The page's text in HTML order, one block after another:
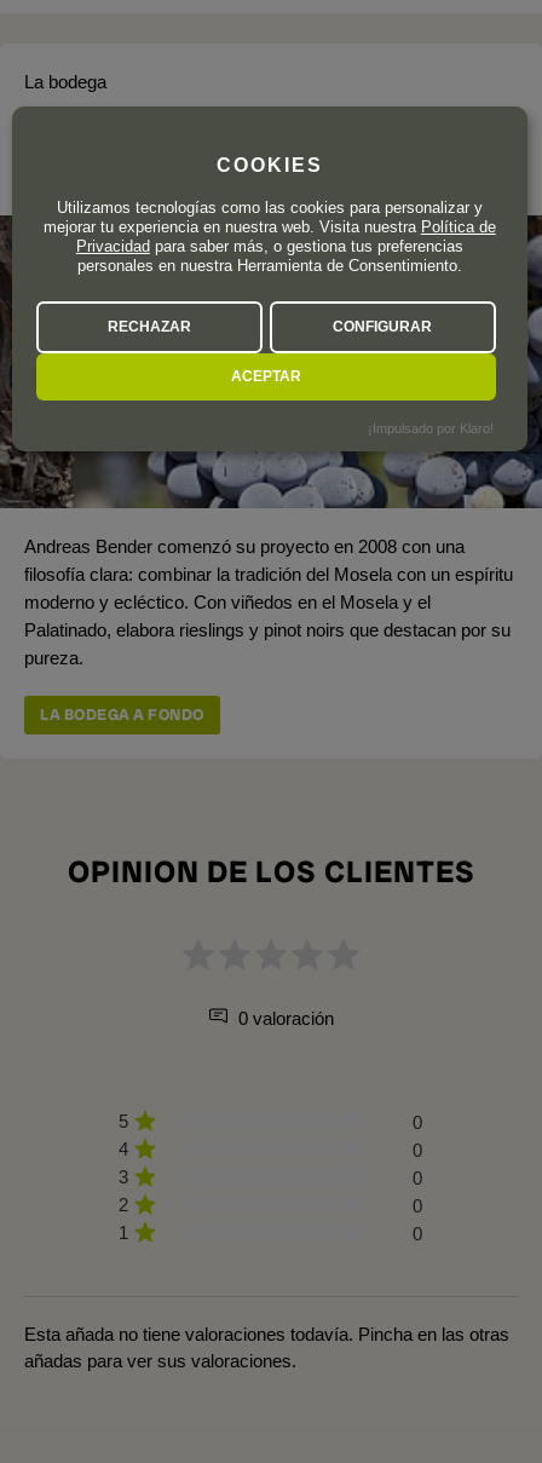
La bodega
Andreas Bender comenzó su proyecto en 2008 con una
filosofía clara: combinar la tradición del Mosela con un espíritu
moderno y ecléctico. Con viñedos en el Mosela y el
Palatinado, elabora rieslings y pinot noirs que destacan por su
pureza.
LA BODEGA A FONDO
OPINION DE LOS CLIENTES
0 valoración
5
0
4
0
3
0
2
0
1
0
Esta añada no tiene valoraciones todavía. Pincha en las otras
añadas para ver sus valoraciones.
COOKIES
Utilizamos tecnologías como las cookies para personalizar y
mejorar tu experiencia en nuestra web. Visita nuestra Política de
Privacidadpara saber más, o gestiona tus preferencias
personales en nuestra Herramienta de Consentimiento.
RECHAZAR CONFIGURAR
ACEPTAR
¡Impulsado por Klaro!